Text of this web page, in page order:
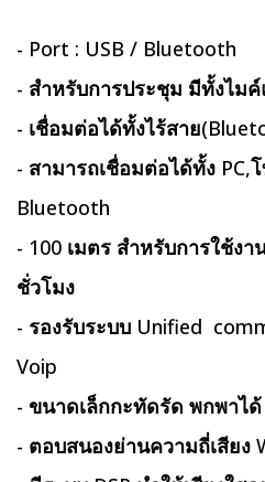
- Port : USB / Bluetooth
- สำหรับการประชุม มีทั้งไม
- เชื่อมต่อได้ทั้งไร้สาย
- สามารถเชื่อมต่อได้ทั้ง
Bluetooth
- 100 เมตร สำหรับการใช้ง
ชั่วโมง
- รองรับระบบ Unified
Voip
- ขนาดเล็กกะทัดรัด พกพาไ
- ตอบสนองย่านความถี่เสียง